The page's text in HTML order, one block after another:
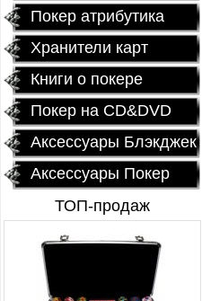
Покер атрибутика
Хранители карт
Книги о покере
Покер на CD&DVD
Аксессуары Блэкджек
Аксессуары Покер
ТОП-продаж